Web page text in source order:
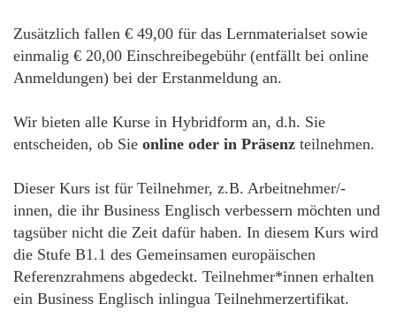
Zusätzlich fallen € 49,00 für das Lernmaterialset sowie
einmalig € 20,00 Einschreibegebühr (entfällt bei online
Anmeldungen) bei der Erstanmeldung an.
Wir bieten alle Kurse in Hybridform an, d.h. Sie
entscheiden, ob Sie online oder in Präsenz teilnehmen.
Dieser Kurs ist für Teilnehmer, z.B. Arbeitnehmer/-
innen, die ihr Business Englisch verbessern möchten und
tagsüber nicht die Zeit dafür haben. In diesem Kurs wird
die Stufe B1.1 des Gemeinsamen europäischen
Referenzrahmens abgedeckt. Teilnehmer*innen erhalten
ein Business Englisch inlingua Teilnehmerzertifikat.